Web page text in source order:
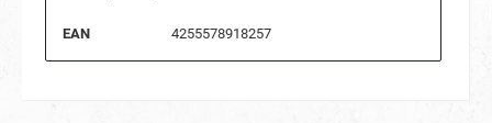
EAN 4255578918257